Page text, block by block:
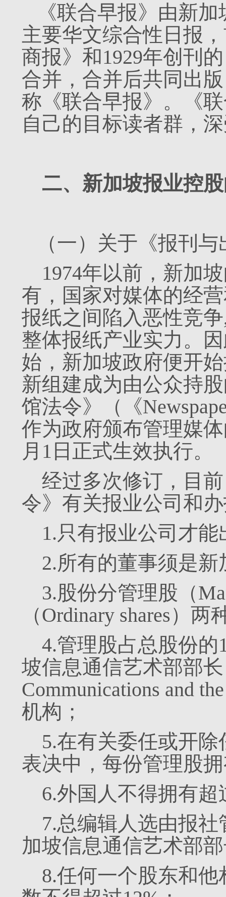
《联合早报》由新
主要华文综合性日报
商报》和1929年创刊
合并，合并后共同出
称《联合早报》。《
自己的目标读者群，
二、新加坡报业控
（一）关于《报刊
1974年以前，新加
有，国家对媒体的经
报纸之间陷入恶性竞
整体报纸产业实力。
始，新加坡政府便开
新组建成为由公众持
馆法令》（《
作为政府颁布管理媒
月1日正式生效执行。
经过多次修订，目
令》有关报业公司和
1.只有报业公司才
2.所有的董事须是新
3.股份分管理股（
（Ordinary shares）两
4.管理股占总股份
坡信息通信艺术部部
Communications and
机构；
5.在有关委任或开
表决中，每份管理股
6.外国人不得拥有超
7.总编辑人选由报
加坡信息通信艺术部
8.任何一个股东和